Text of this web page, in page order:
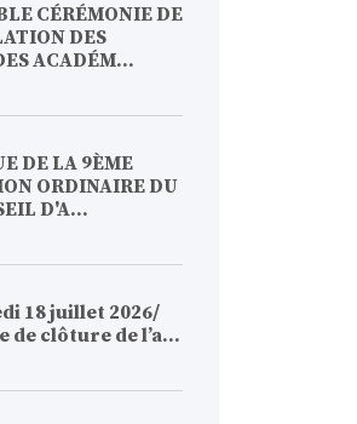
CÉRÉMONIE DE
DES
ACADÉM...
DE LA 9ÈME
ORDINAIRE DU
D'A...
18 juillet 2026/
de clôture de l’a...